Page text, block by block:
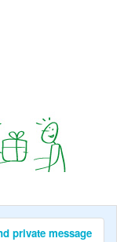
private message